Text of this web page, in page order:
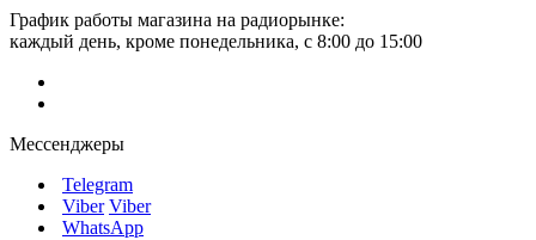
График работы магазина на радиорынке:
каждый день, кроме понедельника, с 8:00 до 15:00
Мессенджеры
Telegram
Viber Viber
WhatsApp